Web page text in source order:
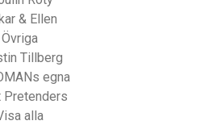
& Ellen
Övriga
Tillberg
egna
Pretenders
alla